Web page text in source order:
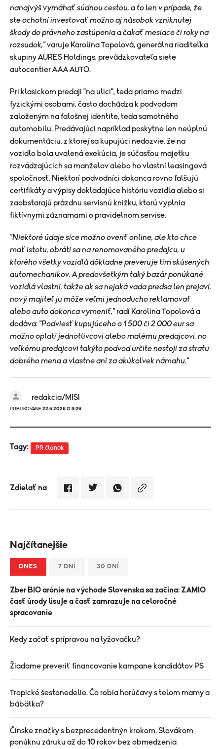
nanajvýš vymáhať súdnou cestou, a to len v prípade, že
ste ochotní investovať možno aj násobok vzniknutej
škody do právneho zastúpenia a čakať mesiace či roky na
rozsudok,"varuje Karolína Topolová, generálna riaditeľka
skupiny AURES Holdings, prevádzkovateľa siete
autocentier AAA AUTO.
Pri klasickom predaji "na ulici", teda priamo medzi
fyzickými osobami, často dochádza k podvodom
založeným na falošnej identite, teda samotného
automobilu. Predávajúci napríklad poskytne len neúplnú
dokumentáciu, z ktorej sa kupujúci nedozvie, že na
vozidlo bola uvalená exekúcia, je súčasťou majetku
rozvádzajúcich sa manželov alebo ho vlastní leasingová
spoločnosť. Niektorí podvodníci dokonca rovno falšujú
certifikáty a výpisy dokladajúce históriu vozidla alebo si
zaobstarajú prázdnu servisnú knižku, ktorú vyplnia
fiktívnymi záznamami o pravidelnom servise.
"Niektoré údaje síce možno overiť online, ale kto chce
mať istotu, obráti sa na renomovaného predajcu, u
ktorého všetky vozidlá dôkladne preveruje tím skúsených
automechanikov. A predovšetkým taký bazár ponúkané
vozidlá vlastní, takže ak sa nejaká vada predsa len prejaví,
nový majiteľ ju môže veľmi jednoducho reklamovať
alebo auto dokonca vymeniť,"radí Karolína Topolová a
dodáva: "Podviesť kupujúceho o 1 500 či 2 000 eur sa
možno oplatí jednotlivcovi alebo malému predajcovi, no
veľkému predajcovi takýto podvod určite nestojí za stratu
dobrého mena a vlastne ani za akúkoľvek námahu."
redakcia/MISI
PUBLIKOVANÉ 22.5.2026 O 9:26
Tagy: PR článok
Zdielať na
Najčítanejšie
DNES 7 DNÍ 30 DNÍ
Zber BIO arónie na východe Slovenska sa začína: ZAMIO
časť úrody lisuje a časť zamrazuje na celoročné
spracovanie
Kedy začať s prípravou na lyžovačku?
Žiadame preveriť financovanie kampane kandidátov PS
Tropické šestonedelie. Čo robia horúčavy s telom mamy a
bábätka?
Čínske značky s bezprecedentnýn krokom. Slovákom
ponúknu záruku až do 10 rokov bez obmedzenia